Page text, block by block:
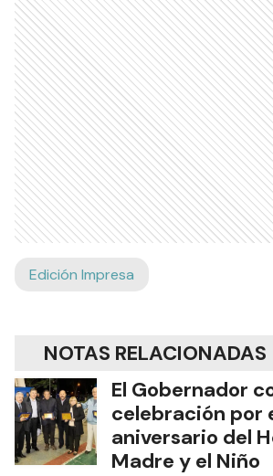
Edición Impresa
NOTAS RELACIONADAS
El Gobernador
celebración por
aniversario del
Madre y el Niño